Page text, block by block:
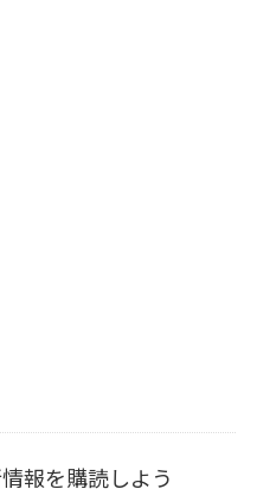
報を購読しよう